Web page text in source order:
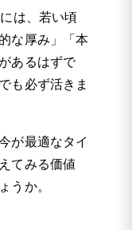
は、若い頃
な厚み」「本
あるはずで
も必ず活きま
が最適なタイ
てみる価値
うか。